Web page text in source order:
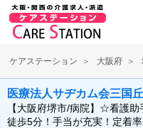
ケアステーション 大阪府
医療法人サヂカム会三国
【大阪府堺市/病院】☆看護
徒歩5分！手当が充実！定着